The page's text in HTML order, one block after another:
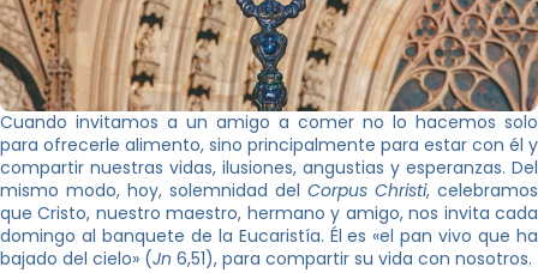
Cuando invitamos a un amigo a comer no lo hacemos solo
para ofrecerle alimento, sino principalmente para estar con él y
compartir nuestras vidas, ilusiones, angustias y esperanzas. Del
mismo modo, hoy, solemnidad del Corpus Christi, celebramos
que Cristo, nuestro maestro, hermano y amigo, nos invita cada
domingo al banquete de la Eucaristía. Él es «el pan vivo que ha
bajado del cielo» (Jn 6,51), para compartir su vida con nosotros.